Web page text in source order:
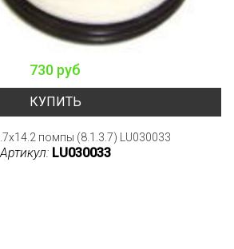
730 руб
КУПИТЬ
помпы (8.1.3.7) LU030033
Артикул: LU030033